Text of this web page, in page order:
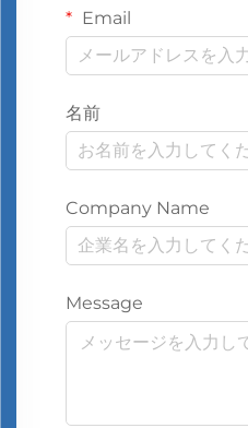
Email
名前
Company Name
Message